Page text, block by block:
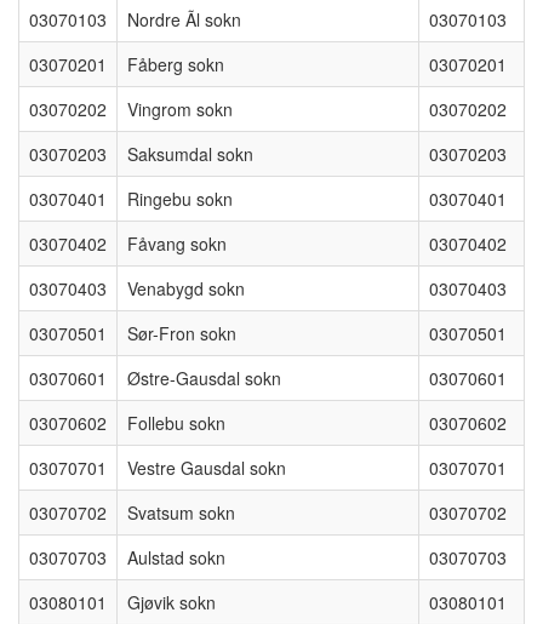
03070103
Nordre Ãl sokn
03070103
03070201
Fåberg sokn
03070201
03070202
Vingrom sokn
03070202
03070203
Saksumdal sokn
03070203
03070401
Ringebu sokn
03070401
03070402
Fåvang sokn
03070402
03070403
Venabygd sokn
03070403
03070501
Sør-Fron sokn
03070501
03070601
Østre-Gausdal sokn
03070601
03070602
Follebu sokn
03070602
03070701
Vestre Gausdal sokn
03070701
03070702
Svatsum sokn
03070702
03070703
Aulstad sokn
03070703
03080101
Gjøvik sokn
03080101